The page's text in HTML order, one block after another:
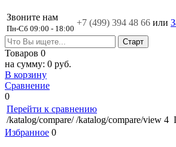
Звоните нам
Пн-Сб 09:00 - 18:00
+7 (499) 394 48 66 или
Товаров 0
на сумму: 0 руб.
В корзину
Сравнение
0
Перейти к сравнению
/katalog/compare/ /katalog/compare/view 4
Избранное 0